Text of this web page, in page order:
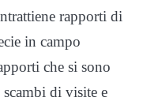
rapporti di
in campo
che si sono
di visite e